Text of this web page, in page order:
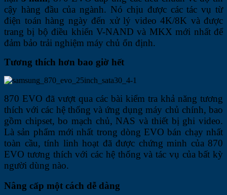
cậy hàng đầu của ngành. Nó chịu được các tác vụ từ
điện toán hàng ngày đến xử lý video 4K/8K và được
trang bị bộ điều khiển V-NAND và MKX mới nhất để
đảm bảo trải nghiệm máy chủ ổn định.
Tương thích hơn bao giờ hết
870 EVO đã vượt qua các bài kiểm tra khả năng tương
thích với các hệ thống và ứng dụng máy chủ chính, bao
gồm chipset, bo mạch chủ, NAS và thiết bị ghi video.
Là sản phẩm mới nhất trong dòng EVO bán chạy nhất
toàn cầu, tính linh hoạt đã được chứng minh của 870
EVO tương thích với các hệ thống và tác vụ của bất kỳ
người dùng nào.
Nâng cấp một cách dễ dàng